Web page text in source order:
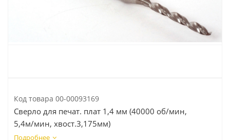
Код товара 00-00093169
Сверло для печат. плат 1,4 мм (40000 об/мин,
5,4м/мин, хвост.3,175мм)
Подробнее